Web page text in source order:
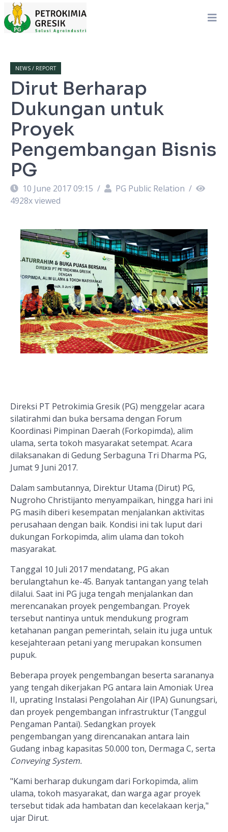
NEWS / REPORT
Dirut Berharap
Dukungan untuk
Proyek
Pengembangan Bisnis
PG
10 June 2017 09:15 / PG Public Relation /
4928x viewed
Direksi PT Petrokimia Gresik (PG) menggelar acara
silatirahmi dan buka bersama dengan Forum
Koordinasi Pimpinan Daerah (Forkopimda), alim
ulama, serta tokoh masyarakat setempat. Acara
dilaksanakan di Gedung Serbaguna Tri Dharma PG,
Jumat 9 Juni 2017.
Dalam sambutannya, Direktur Utama (Dirut) PG,
Nugroho Christijanto menyampaikan, hingga hari ini
PG masih diberi kesempatan menjalankan aktivitas
perusahaan dengan baik. Kondisi ini tak luput dari
dukungan Forkopimda, alim ulama dan tokoh
masyarakat.
Tanggal 10 Juli 2017 mendatang, PG akan
berulangtahun ke-45. Banyak tantangan yang telah
dilalui. Saat ini PG juga tengah menjalankan dan
merencanakan proyek pengembangan. Proyek
tersebut nantinya untuk mendukung program
ketahanan pangan pemerintah, selain itu juga untuk
kesejahteraan petani yang merupakan konsumen
pupuk.
Beberapa proyek pengembangan beserta sarananya
yang tengah dikerjakan PG antara lain Amoniak Urea
II, uprating Instalasi Pengolahan Air (IPA) Gunungsari,
dan proyek pengembangan infrastruktur (Tanggul
Pengaman Pantai). Sedangkan proyek
pengembangan yang direncanakan antara lain
Gudang inbag kapasitas 50.000 ton, Dermaga C, serta
Conveying System.
"Kami berharap dukungam dari Forkopimda, alim
ulama, tokoh masyarakat, dan warga agar proyek
tersebut tidak ada hambatan dan kecelakaan kerja,"
ujar Dirut.